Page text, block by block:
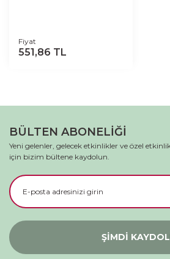
Fiyat
551,86 TL
BÜLTEN ABONELİĞİ
Yeni gelenler, gelecek etkinlikler ve özel
için bizim bültene kaydolun.
ŞİMDİ